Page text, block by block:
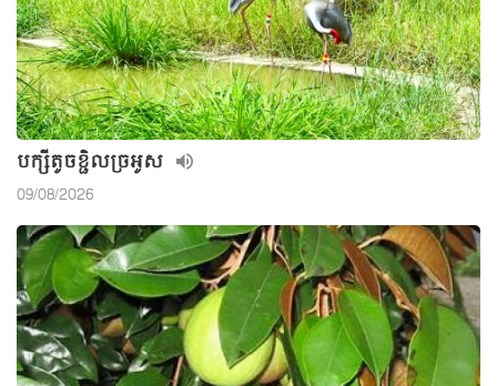
បក្សីតូចខ្ជិលច្រអូស
09/08/2026